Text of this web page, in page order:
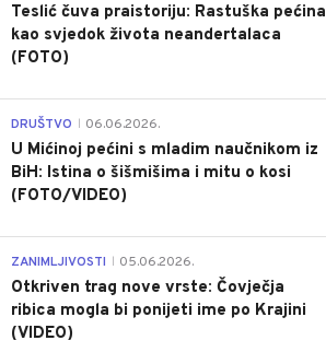
Teslić čuva praistoriju: Rastuška pećina
kao svjedok života neandertalaca
(FOTO)
DRUŠTVO 06.06.2026.
U Mićinoj pećini s mladim naučnikom iz
BiH: Istina o šišmišima i mitu o kosi
(FOTO/VIDEO)
ZANIMLJIVOSTI 05.06.2026.
Otkriven trag nove vrste: Čovječja
ribica mogla bi ponijeti ime po Krajini
(VIDEO)